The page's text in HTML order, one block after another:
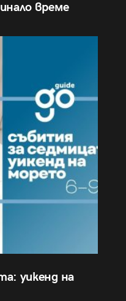
време
уикенд на